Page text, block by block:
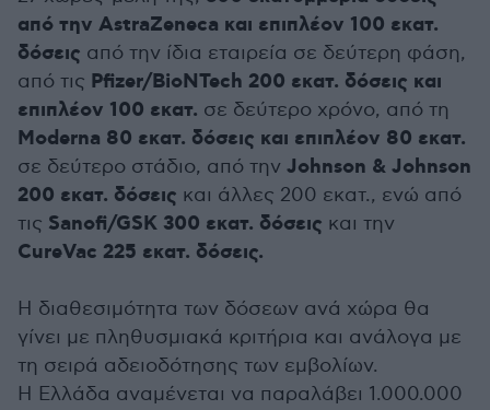
από την AstraZeneca και επιπλέον 100 εκατ.
δόσεις από την ίδια εταιρεία σε δεύτερη φάση,
από τις Pfizer/BioNTech 200 εκατ. δόσεις και
επιπλέον 100 εκατ. σε δεύτερο χρόνο, από τη
Moderna 80 εκατ. δόσεις και επιπλέον 80 εκατ.
σε δεύτερο στάδιο, από την Johnson & Johnson
200 εκατ. δόσεις και άλλες 200 εκατ., ενώ από
τις Sanofi/GSK 300 εκατ. δόσεις και την
CureVac 225 εκατ. δόσεις.
Η διαθεσιμότητα των δόσεων ανά χώρα θα
γίνει με πληθυσμιακά κριτήρια και ανάλογα με
τη σειρά αδειοδότησης των εμβολίων.
Η Ελλάδα αναμένεται να παραλάβει 1.000.000